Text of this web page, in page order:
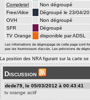
Completel
Non dégroupé
Free/Alice
Dégroupé le 23/04/
OVH
Non dégroupé
SFR
Dégroupé
TV Orange
disponible par ADSL
Les informations de dégroupage de cette page sont
pas les fournisseurs d'accès. Les prévisions de
La position des NRA figurant sur la carte
Discussion
dede79, le 05/03/2012 à 00:43:41
tv orange actif